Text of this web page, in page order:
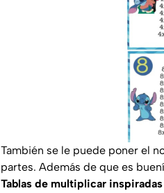
También se le puede poner el
partes. Además de que es
Tablas de multiplicar